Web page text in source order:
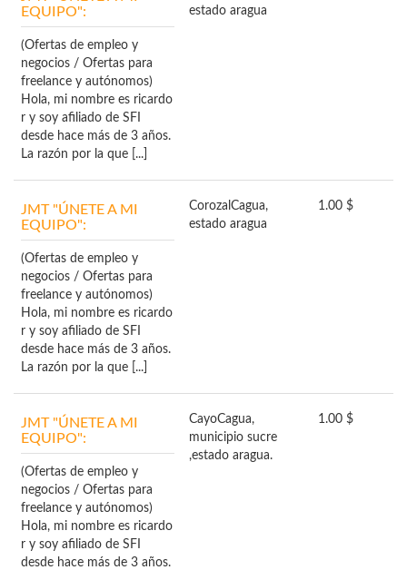
EQUIPO":
(Ofertas de empleo y
negocios / Ofertas para
freelance y autónomos)
Hola, mi nombre es ricardo
r y soy afiliado de SFI
desde hace más de 3 años.
La razón por la que [...]
estado aragua
JMT "ÚNETE A MI
EQUIPO":
(Ofertas de empleo y
negocios / Ofertas para
freelance y autónomos)
Hola, mi nombre es ricardo
r y soy afiliado de SFI
desde hace más de 3 años.
La razón por la que [...]
Corozal Cagua,
estado aragua
1.00 $
JMT "ÚNETE A MI
EQUIPO":
(Ofertas de empleo y
negocios / Ofertas para
freelance y autónomos)
Hola, mi nombre es ricardo
r y soy afiliado de SFI
desde hace más de 3 años.
CayoCagua,
municipio sucre
,estado aragua.
1.00 $